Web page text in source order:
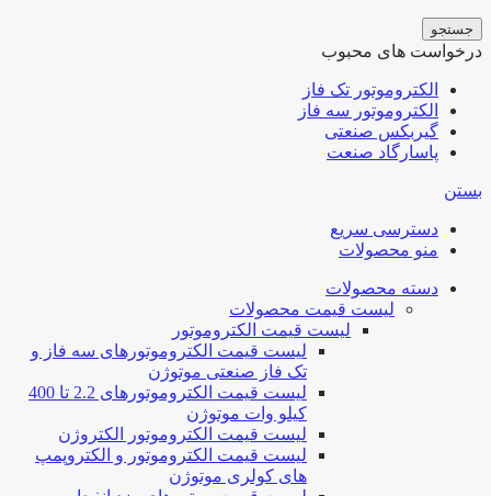
جستجو
درخواست های محبوب
الکتروموتور تک فاز
الکتروموتور سه فاز
گیربکس صنعتی
پاسارگاد صنعت
بستن
دسترسی سریع
منو محصولات
دسته محصولات
لیست قیمت محصولات
لیست قیمت الکتروموتور
لیست قیمت الکتروموتورهای سه فاز و
تک فاز صنعتی موتوژن
لیست قیمت الکتروموتورهای 2.2 تا 400
کیلو وات موتوژن
لیست قیمت الکتروموتور الکتروژن
لیست قیمت الکتروموتور و الکتروپمپ
های کولری موتوژن